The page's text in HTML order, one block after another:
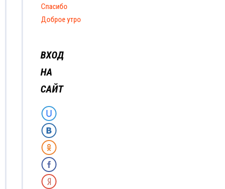
Спасибо
Доброе утро
ВХОД
НА
САЙТ